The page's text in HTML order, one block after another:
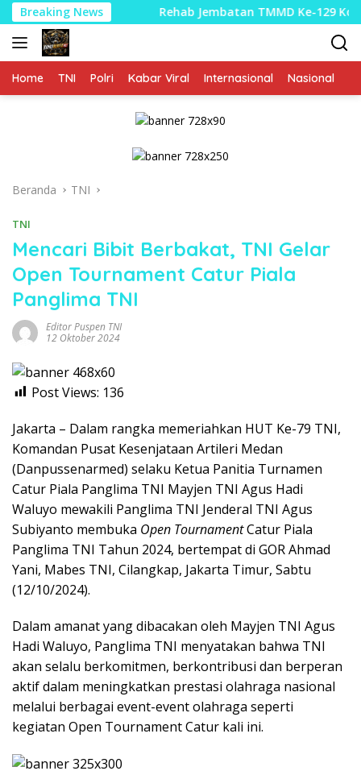
Langsung
ke
konten
Breaking NewsRehab Jembatan TMMD Ke-129 Kodim 1807/
Home TNI Polri Kabar Viral Internasional Nasional
Beranda TNI
TNI
Mencari Bibit Berbakat, TNI Gelar
Open Tournament Catur Piala
Panglima TNI
Editor Puspen TNI
12 Oktober 2024
Post Views: 136
Jakarta – Dalam rangka memeriahkan HUT Ke-79 TNI,
Komandan Pusat Kesenjataan Artileri Medan
(Danpussenarmed) selaku Ketua Panitia Turnamen
Catur Piala Panglima TNI Mayjen TNI Agus Hadi
Waluyo mewakili Panglima TNI Jenderal TNI Agus
Subiyanto membuka Open TournamentCatur Piala
Panglima TNI Tahun 2024, bertempat di GOR Ahmad
Yani, Mabes TNI, Cilangkap, Jakarta Timur, Sabtu
(12/10/2024).
Dalam amanat yang dibacakan oleh Mayjen TNI Agus
Hadi Waluyo, Panglima TNI menyatakan bahwa TNI
akan selalu berkomitmen, berkontribusi dan berperan
aktif dalam meningkatkan prestasi olahraga nasional
melalui berbagai event-event olahraga seperti
kegiatan Open Tournament Catur kali ini.